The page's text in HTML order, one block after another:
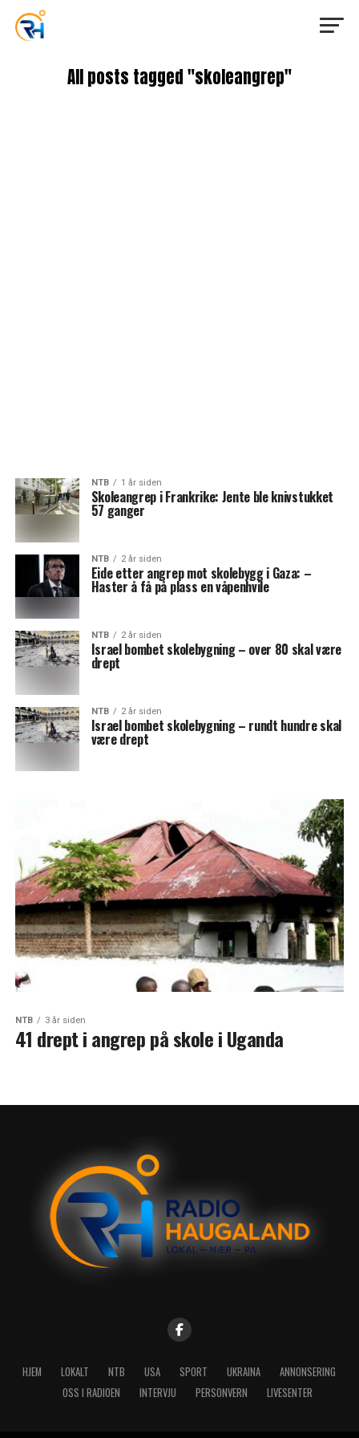
All posts tagged "skoleangrep"
NTB 1 år siden
Skoleangrep i Frankrike: Jente ble knivstukket
57 ganger
NTB 2 år siden
Eide etter angrep mot skolebygg i Gaza: –
Haster å få på plass en våpenhvile
NTB 2 år siden
Israel bombet skolebygning – over 80 skal være
drept
NTB 2 år siden
Israel bombet skolebygning – rundt hundre skal
være drept
NTB 3 år siden
41 drept i angrep på skole i Uganda
HJEM LOKALT NTB USA SPORT UKRAINA
ANNONSERING
OSS I RADIOEN
INTERVJU PERSONVERN LIVESENTER